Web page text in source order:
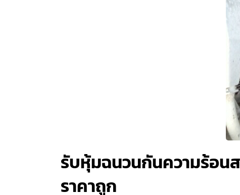
รับหุ้มฉนวนกันความร้อน
ราคาถูก